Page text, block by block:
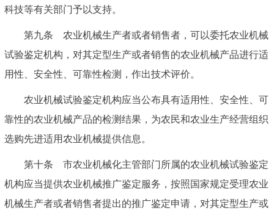
科技等有关部门予以支持。
第九条 农业机械生产者或者销售者，可以委托农业机械
试验鉴定机构，对其定型生产或者销售的农业机械产品进行适
用性、安全性、可靠性检测，作出技术评价。
农业机械试验鉴定机构应当公布具有适用性、安全性、可
靠性的农业机械产品的检测结果，为农民和农业生产经营组织
选购先进适用农业机械提供信息。
第十条 市农业机械化主管部门所属的农业机械试验鉴定
机构应当提供农业机械推广鉴定服务，按照国家规定受理农业
机械生产者或者销售者提出的推广鉴定申请，对其定型生产或